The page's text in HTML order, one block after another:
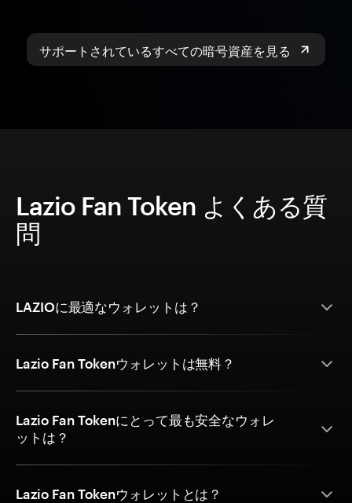
サポートされているすべての暗号資産を見る
Lazio Fan Token よくある質
問
LAZIOに最適なウォレットは？
Lazio Fan Tokenウォレットは無料？
Lazio Fan Tokenにとって最も安全なウォレ
ットは？
Lazio Fan Tokenウォレットとは？